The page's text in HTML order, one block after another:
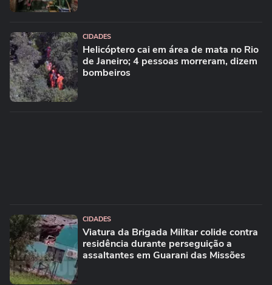
CIDADES
Helicóptero cai em área de mata no Rio
de Janeiro; 4 pessoas morreram, dizem
bombeiros
CIDADES
Viatura da Brigada Militar colide contra
residência durante perseguição a
assaltantes em Guarani das Missões